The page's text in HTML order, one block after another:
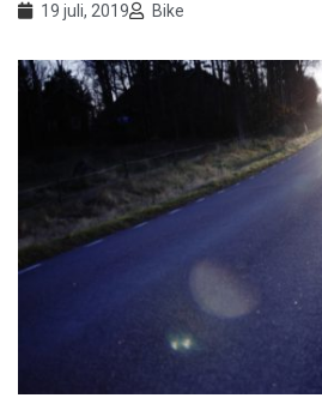
19 juli, 2019 Bike